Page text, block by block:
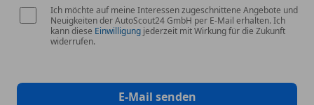
Ich möchte auf meine Interessen zugeschnittene Angebote und
Neuigkeiten der AutoScout24 GmbH per E-Mail erhalten. Ich
kann diese Einwilligung jederzeit mit Wirkung für die Zukunft
widerrufen.
E-Mail senden